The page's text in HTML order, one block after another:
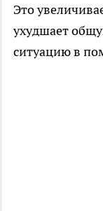
Это
ухудшает
ситуацию в